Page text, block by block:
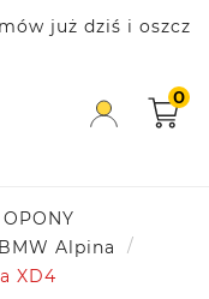
dziś i oszczędzaj!
0
OPONY
Alpina
XD4